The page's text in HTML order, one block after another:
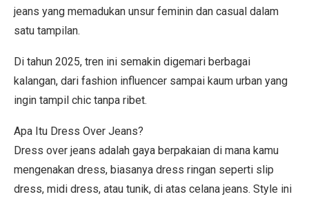
jeans yang memadukan unsur feminin dan casual dalam
satu tampilan.
Di tahun 2025, tren ini semakin digemari berbagai
kalangan, dari fashion influencer sampai kaum urban yang
ingin tampil chic tanpa ribet.
Apa Itu Dress Over Jeans?
Dress over jeans adalah gaya berpakaian di mana kamu
mengenakan dress, biasanya dress ringan seperti slip
dress, midi dress, atau tunik, di atas celana jeans. Style ini